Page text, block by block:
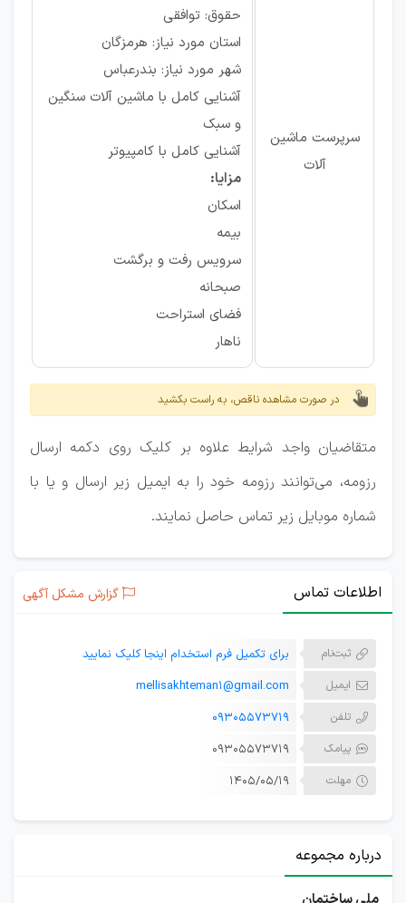
سرپرست ماشین
آلات
حقوق: توافقی
استان مورد نیاز: هرمزگان
شهر مورد نیاز: بندرعباس
آشنایی کامل با ماشین آلات سنگین
و سبک
آشنایی کامل با کامپیوتر
مزایا:
اسکان
بیمه
سرویس رفت و برگشت
صبحانه
فضای استراحت
ناهار
در صورت مشاهده ناقص، به راست بکشید
متقاضیان واجد شرایط علاوه بر کلیک روی دکمه ارسال
رزومه، می‌توانند رزومه خود را به ایمیل زیر ارسال و یا با
شماره موبایل زیر تماس حاصل نمایند.
اطلاعات تماس گزارش مشکل آگهی
ثبت‌نام برای تکمیل فرم استخدام اینجا کلیک نمایید
ایمیل mellisakhteman1@gmail.com
تلفن 09305573719
پیامک 09305573719
مهلت ۱۴۰۵/۰۵/۱۹
درباره مجموعه